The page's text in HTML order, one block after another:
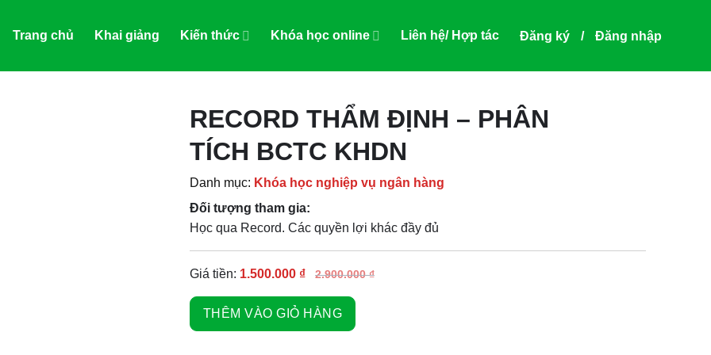
Trang chủ Khai giảng Kiến thức Khóa học online Liên hệ/ Hợp tác Đăng ký / Đăng nhập
RECORD THẨM ĐỊNH – PHÂN
TÍCH BCTC KHDN
Danh mục: Khóa học nghiệp vụ ngân hàng
Đối tượng tham gia:
Học qua Record. Các quyền lợi khác đầy đủ
Giá tiền: 1.500.000 ₫ 2.900.000₫
THÊM VÀO GIỎ HÀNG